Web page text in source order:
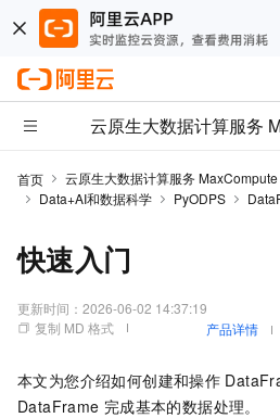
云原生大数据计算服务
首页 云原生大数据计算服务 MaxCompute
Data+AI和数据科学
PyODPS
快速入门
更新时间： 2026-06-02 14:37:19
复制 MD 格式
产品详情
本文为您介绍如何创建和操作
DataFrame 完成基本的数据处理。